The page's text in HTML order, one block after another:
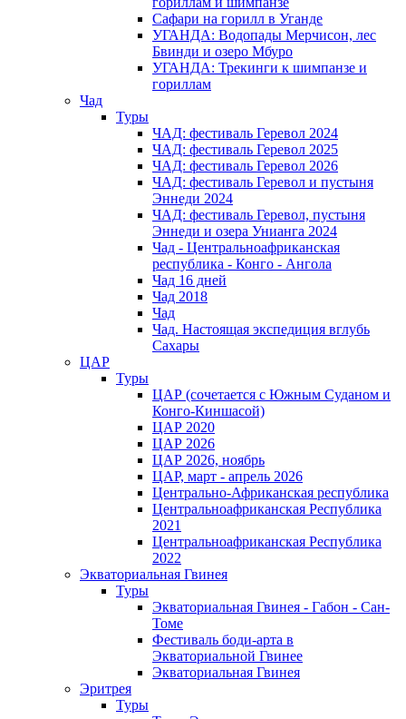
Сафари на горилл в Уганде
УГАНДА: Водопады Мерчисон, лес
Бвинди и озеро Мбуро
УГАНДА: Трекинги к шимпанзе и
гориллам
Чад
Туры
ЧАД: фестиваль Геревол 2024
ЧАД: фестиваль Геревол 2025
ЧАД: фестиваль Геревол 2026
ЧАД: фестиваль Геревол и пустыня
Эннеди 2024
ЧАД: фестиваль Геревол, пустыня
Эннеди и озера Унианга 2024
Чад - Центральноафриканская
республика - Конго - Ангола
Чад 16 дней
Чад 2018
Чад
Чад. Настоящая экспедиция вглубь
Сахары
ЦАР
Туры
ЦАР (сочетается с Южным Суданом и
Конго-Киншасой)
ЦАР 2020
ЦАР 2026
ЦАР 2026, ноябрь
ЦАР, март - апрель 2026
Центрально-Африканская республика
Центральноафриканская Республика
2021
Центральноафриканская Республика
2022
Экваториальная Гвинея
Туры
Экваториальная Гвинея - Габон - Сан-
Томе
Фестиваль боди-арта в
Экваториальной Гвинее
Экваториальная Гвинея
Эритрея
Туры